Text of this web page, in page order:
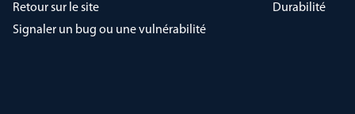
Retour sur le site
Signaler un bug ou une vulnérabilité
Durabilité